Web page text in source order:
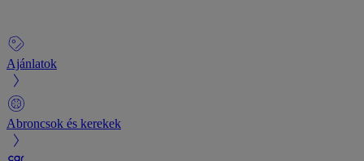
Ajánlatok
Abroncsok és kerekek